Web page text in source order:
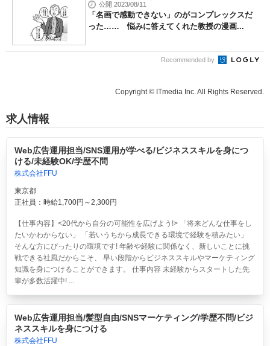
公開 2023/08/11
「名画で感動できない」のがコンプレックスだ
った…… 悩みに答えてくれた教授の漫画...
Recommended by
Copyright © ITmedia Inc. All Rights Reserved.
求人情報
Web広告運用担当/SNS運用が学べる/ビジネススキルを身につ
ける/未経験OK/学歴不問
株式会社FFU
東京都
正社員：時給1,700円～2,300円
【仕事内容】<20代から自分の可能性を広げよう!> 「将来どんな仕事をし
たいかわからない」 「若いうちから成長できる環境で経験を積みたい」
そんな方にぴったりの環境です! 年齢や経験に関係なく、新しいことに挑
戦できる社風だからこそ、 早い段階からビジネススキルやマーケティング
知識を身につけることができます。 仕事内容 未経験からスタートした先
輩が多数活躍中! ...
Web広告運用担当/髪型自由/SNSマーケティング/学歴不問/ビジ
ネススキルを身につける
株式会社FFU